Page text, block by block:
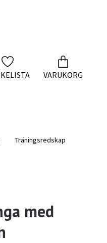
VARUKORG
Träningsredskap
med